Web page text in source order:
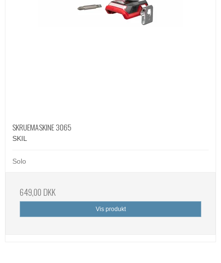
SKRUEMASKINE 3065
SKIL
Solo
649,00 DKK
Vis produkt